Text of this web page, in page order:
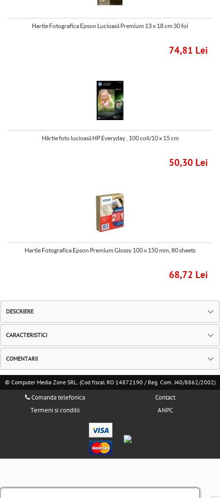
Hartie Fotografica Epson Lucioasă Premium 13 x 18 cm 30 foi
74,81 Lei
Hârtie foto lucioasă HP Everyday , 100 coli/10 x 15 cm
50,30 Lei
Hartie Fotografica Epson Premium Glossy 100 x 150 mm, 80 sheets
68,72 Lei
DESCRIERE
CARACTERISTICI
COMENTARII
© Computer Media Zone SRL. (Cod fiscal RO 14872190 / Reg. Com. J40/8862/2002)
Comanda telefonica
Termeni si conditii
Contact
ANPC